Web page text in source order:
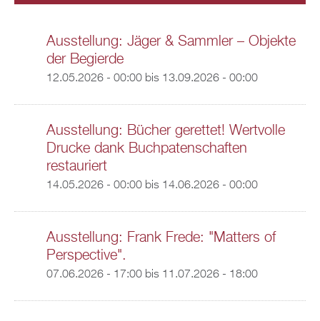
Ausstellung: Jäger & Sammler – Objekte
der Begierde
12.05.2026 - 00:00bis 13.09.2026 - 00:00
Ausstellung: Bücher gerettet! Wertvolle
Drucke dank Buchpatenschaften
restauriert
14.05.2026 - 00:00bis 14.06.2026 - 00:00
Ausstellung: Frank Frede: "Matters of
Perspective".
07.06.2026 - 17:00bis 11.07.2026 - 18:00